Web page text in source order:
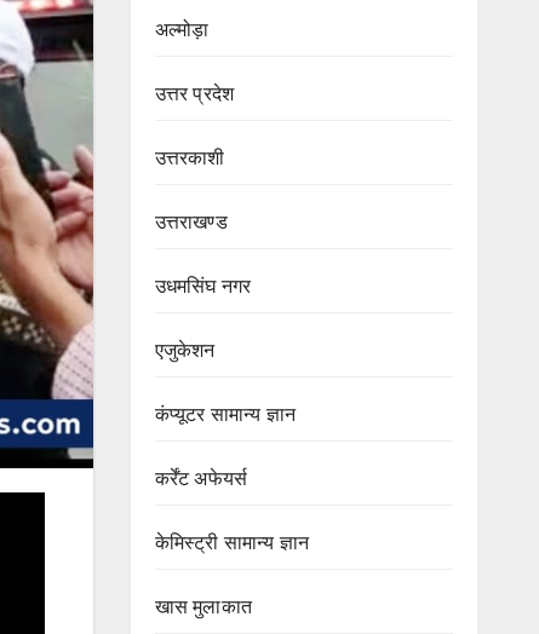
अल्मोड़ा
उत्तर प्रदेश
उत्तरकाशी
उत्तराखण्ड
उधमसिंघ नगर
एजुकेशन
कंप्यूटर सामान्य ज्ञान
कर्रेंट अफेयर्स
केमिस्ट्री सामान्य ज्ञान
खास मुलाकात